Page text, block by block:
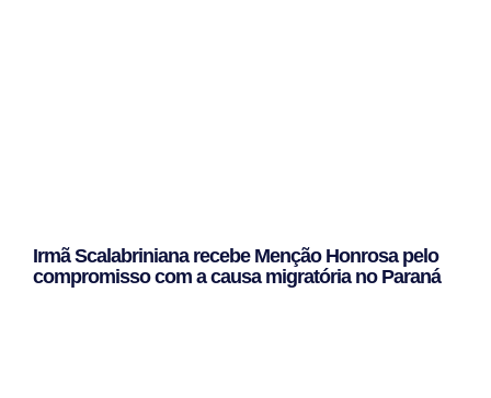
Irmã Scalabriniana recebe Menção Honrosa pelo
compromisso com a causa migratória no Paraná